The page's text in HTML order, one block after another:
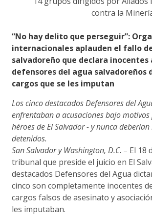
contra la
“No hay delito que perseguir”:
internacionales aplauden el fallo
salvadoreño que declara inocentes
defensores del agua salvadoreños
cargos que se les imputan
Los cinco destacados Defensores del
enfrentaban a acusaciones bajo
héroes de El Salvador - y nunca
detenidos.
San Salvador y Washington, D.C. – El 18
tribunal que preside el juicio en El
destacados Defensores del Agua
cinco son completamente inocentes
cargos falsos de asesinato y
les imputaban.